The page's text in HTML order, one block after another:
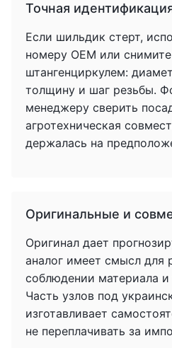
Точная
Если шильдик стерт,
номеру OEM или
штангенциркулем:
толщину и шаг резьбы.
менеджеру сверить
агротехническая
держалась на
Оригинальные и
Оригинал дает
аналог имеет смысл для
соблюдении материала
Часть узлов под
изготавливает
не переплачивать за